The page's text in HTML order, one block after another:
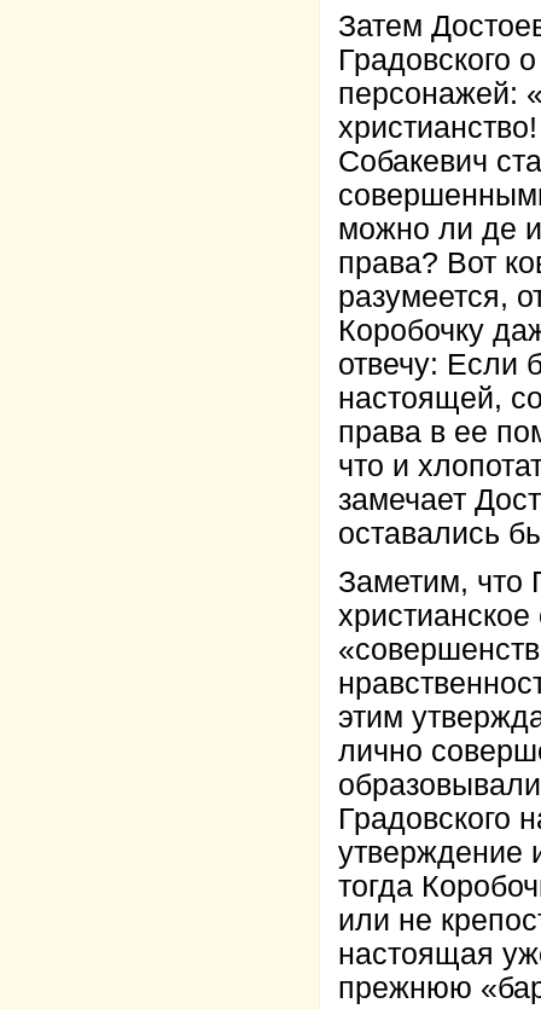
Затем
Градовского
персонажей:
Собакевич
можно ли де
права? Вот
разумеется,
Коробочку
отвечу: Если
настоящей,
права в ее
что и
замечает
оставались
Заметим, что
этим
лично
Градовского
утверждение
тогда
или не
настоящая
прежнюю